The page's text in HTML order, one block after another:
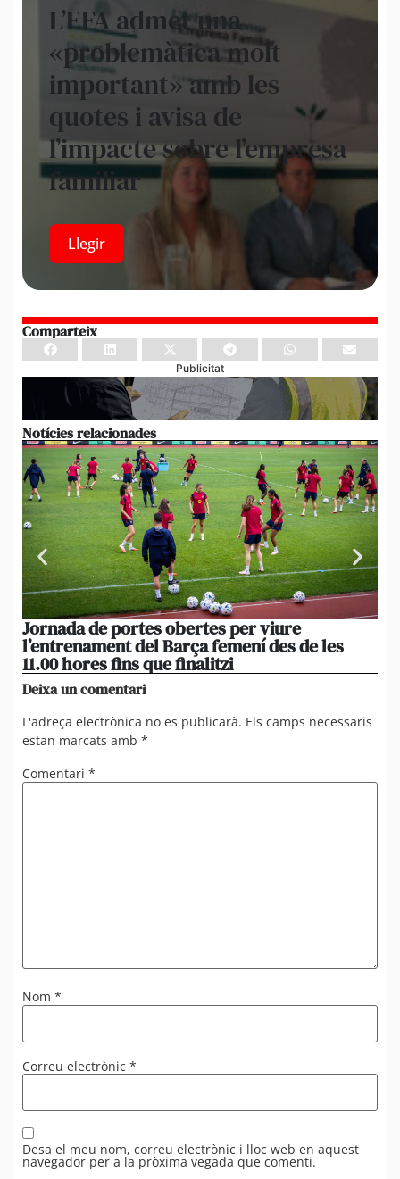
L’EFA admet una
«problemàtica molt
important» amb les
quotes i avisa de
l’impacte sobre l’empresa
familiar
Llegir
Comparteix
Publicitat
Notícies relacionades
Jornada de portes obertes per viure
l’entrenament del Barça femení des de les
11.00 hores fins que finalitzi
Deixa un comentari
L'adreça electrònica no es publicarà. Els camps necessaris
estan marcats amb *
Comentari *
Nom *
Correu electrònic *
Desa el meu nom, correu electrònic i lloc web en aquest
navegador per a la pròxima vegada que comenti.